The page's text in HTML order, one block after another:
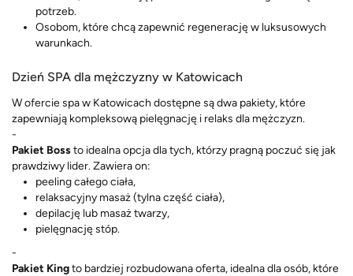
potrzeb.
Osobom, które chcą zapewnić regenerację w luksusowych
warunkach.
Dzień SPA dla mężczyzny w Katowicach
W ofercie spa w Katowicach dostępne są dwa pakiety, które
zapewniają kompleksową pielęgnację i relaks dla mężczyzn.
-
Pakiet Bossto idealna opcja dla tych, którzy pragną poczuć się jak
prawdziwy lider. Zawiera on:
peeling całego ciała,
relaksacyjny masaż (tylna część ciała),
depilację lub masaż twarzy,
pielęgnację stóp.
-
Pakiet Kingto bardziej rozbudowana oferta, idealna dla osób, które